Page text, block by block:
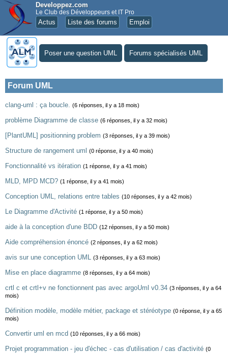
Developpez.com
Le Club des Développeurs et IT Pro
Actus Liste des forums Emploi
Poser une question UML Forums spécialisés UML
Forum UML
clang-uml : ça boucle. (6 réponses, il y a 18 mois)
problème Diagramme de classe (6 réponses, il y a 32 mois)
[PlantUML] positionning problem (3 réponses, il y a 39 mois)
Structure de rangement uml (0 réponse, il y a 40 mois)
Fonctionnalité vs itération (1 réponse, il y a 41 mois)
MLD, MPD MCD? (1 réponse, il y a 41 mois)
Conception UML, relations entre tables (10 réponses, il y a 42 mois)
Le Diagramme d'Activité (1 réponse, il y a 50 mois)
aide à la conception d'une BDD (12 réponses, il y a 50 mois)
Aide compréhension énoncé (2 réponses, il y a 62 mois)
avis sur une conception UML (3 réponses, il y a 63 mois)
Mise en place diagramme (8 réponses, il y a 64 mois)
crtl c et crtl+v ne fonctionnent pas avec argoUml v0.34 (3 réponses, il y a 64
mois)
Définition modèle, modèle métier, package et stéréotype (0 réponse, il y a 65
mois)
Convertir uml en mcd (10 réponses, il y a 66 mois)
Projet programmation - jeu d'échec - cas d'utilisation / cas d'activité (0